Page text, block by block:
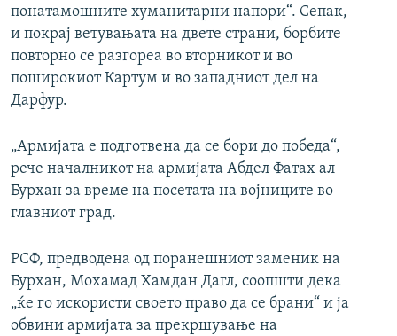
понатамошните хуманитарни напори“. Сепак,
и покрај ветувањата на двете страни, борбите
повторно се разгореа во вторникот и во
поширокиот Картум и во западниот дел на
Дарфур.
„Армијата е подготвена да се бори до победа“,
рече началникот на армијата Абдел Фатах ал
Бурхан за време на посетата на војниците во
главниот град.
РСФ, предводена од поранешниот заменик на
Бурхан, Мохамад Хамдан Дагл, соопшти дека
„ќе го искористи своето право да се брани“ и ја
обвини армијата за прекршување на